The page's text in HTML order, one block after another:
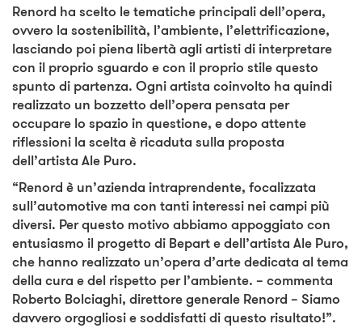
Renord ha scelto le tematiche principali dell’opera,
ovvero la sostenibilità, l’ambiente, l’elettrificazione,
lasciando poi piena libertà agli artisti di interpretare
con il proprio sguardo e con il proprio stile questo
spunto di partenza. Ogni artista coinvolto ha quindi
realizzato un bozzetto dell’opera pensata per
occupare lo spazio in questione, e dopo attente
riflessioni la scelta è ricaduta sulla proposta
dell’artista Ale Puro.
“Renord è un’azienda intraprendente, focalizzata
sull’automotive ma con tanti interessi nei campi più
diversi. Per questo motivo abbiamo appoggiato con
entusiasmo il progetto di Bepart e dell’artista Ale Puro,
che hanno realizzato un’opera d’arte dedicata al tema
della cura e del rispetto per l’ambiente. – commenta
Roberto Bolciaghi, direttore generale Renord – Siamo
davvero orgogliosi e soddisfatti di questo risultato!”.